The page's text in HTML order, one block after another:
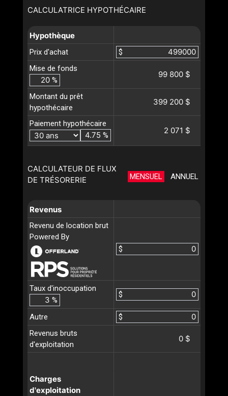
CALCULATRICE HYPOTHÉCAIRE
Hypothèque
Prix d'achat
$
Mise de fonds
%
99 800 $
Montant du prêt
hypothécaire
399 200 $
Paiement hypothécaire
%
2 071 $
CALCULATEUR DE FLUX
DE TRÉSORERIE
MENSUEL ANNUEL
Revenus
Revenu de location brut
Powered By
$
Taux d'inoccupation
%
$
Autre
$
Revenus bruts
d'exploitation
0 $
Charges
d'exploitation